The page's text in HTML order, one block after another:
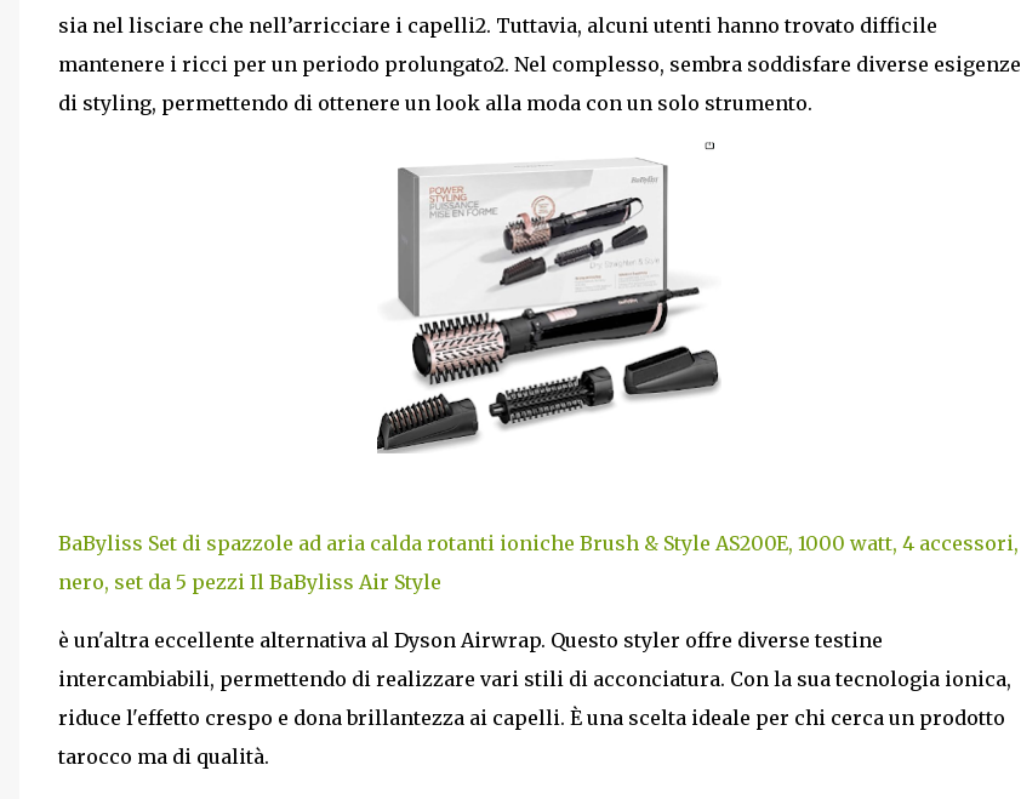
sia nel lisciare che nell’arricciare i capelli2. Tuttavia, alcuni utenti hanno trovato difficile
mantenere i ricci per un periodo prolungato2. Nel complesso, sembra soddisfare diverse esigenze
di styling, permettendo di ottenere un look alla moda con un solo strumento.
BaByliss Set di spazzole ad aria calda rotanti ioniche Brush & Style AS200E, 1000 watt, 4 accessori,
nero, set da 5 pezzi Il BaByliss Air Style
è un'altra eccellente alternativa al Dyson Airwrap. Questo styler offre diverse testine
intercambiabili, permettendo di realizzare vari stili di acconciatura. Con la sua tecnologia ionica,
riduce l'effetto crespo e dona brillantezza ai capelli. È una scelta ideale per chi cerca un prodotto
tarocco ma di qualità.